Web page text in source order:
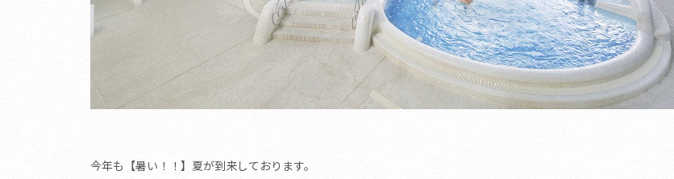
今年も【暑い！！】夏が到来しております。